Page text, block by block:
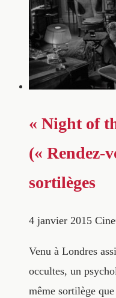
« Night of
(« Rendez-
sortilèges
4 janvier 2015
Venu à Londres
occultes, un
même sortilège